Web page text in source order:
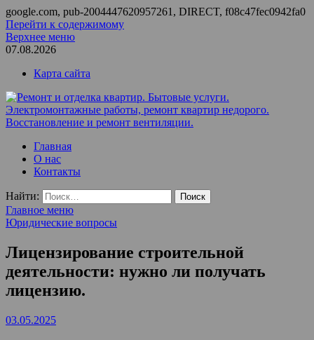
google.com, pub-2004447620957261, DIRECT, f08c47fec0942fa0
Перейти к содержимому
Верхнее меню
07.08.2026
Карта сайта
Ремонт и отделка квартир. Бытовые услуги.
Электромонтажные работы, ремонт квартир недорого.
Восстановление и ремонт вентиляции.
ООО Домус — ремонт квартир, обслуживание и ремонт
вентиляции, монтаж систем приточной вентиляции.
Главная
О нас
Контакты
Найти:
Главное меню
Юридические вопросы
Лицензирование строительной
деятельности: нужно ли получать
лицензию.
03.05.2025